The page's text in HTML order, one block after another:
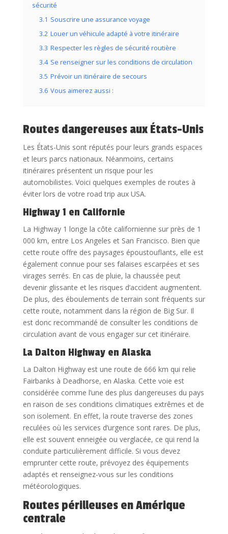
sécurité
3.1 Souscrire une assurance voyage
3.2 Louer un véhicule adapté à votre itinéraire
3.3 Respecter les règles de sécurité routière
3.4 Se renseigner sur les conditions de circulation
3.5 Prévoir un itinéraire de secours
3.6 Vous aimerez aussi :
Routes dangereuses aux États-Unis
Les États-Unis sont réputés pour leurs grands espaces
et leurs parcs nationaux. Néanmoins, certains
itinéraires présentent un risque pour les
automobilistes. Voici quelques exemples de routes à
éviter lors de votre road trip aux USA.
Highway 1 en Californie
La Highway 1 longe la côte californienne sur près de 1
000 km, entre Los Angeles et San Francisco. Bien que
cette route offre des paysages époustouflants, elle est
également connue pour ses falaises escarpées et ses
virages serrés. En cas de pluie, la chaussée peut
devenir glissante et les risques d’accident augmentent.
De plus, des éboulements de terrain sont fréquents sur
cette route, notamment dans la région de Big Sur. Il
est donc recommandé de consulter les conditions de
circulation avant de vous engager sur cet itinéraire.
La Dalton Highway en Alaska
La Dalton Highway est une route de 666 km qui relie
Fairbanks à Deadhorse, en Alaska. Cette voie est
considérée comme l’une des plus dangereuses du pays
en raison de ses conditions climatiques extrêmes et de
son isolement. En effet, la route traverse des zones
reculées où les services d’urgence sont rares. De plus,
elle est souvent enneigée ou verglacée, ce qui rend la
conduite particulièrement difficile. Si vous devez
emprunter cette route, prévoyez des équipements
adaptés et renseignez-vous sur les conditions
météorologiques.
Routes périlleuses en Amérique
centrale